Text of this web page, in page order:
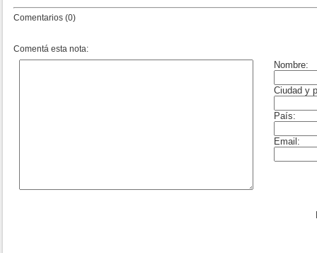
Comentarios (0)
Comentá esta nota: